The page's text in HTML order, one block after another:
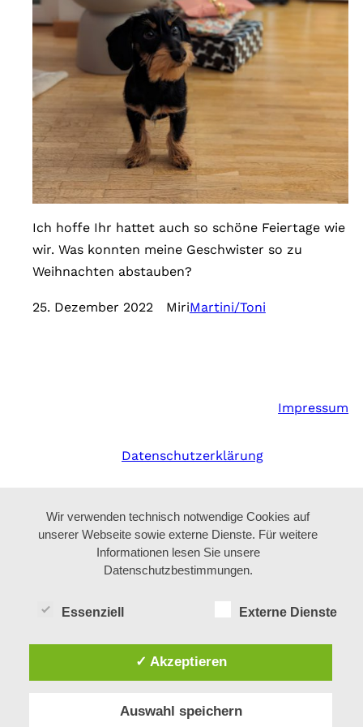
Ich hoffe Ihr hattet auch so schöne Feiertage wie
wir. Was konnten meine Geschwister so zu
Weihnachten abstauben?
25. Dezember 2022 MiriMartini/Toni
Impressum
Datenschutzerklärung
Wir verwenden technisch notwendige Cookies auf
unserer Webseite sowie externe Dienste. Für weitere
Informationen lesen Sie unsere
Datenschutzbestimmungen.
Essenziell Externe Dienste
✓ Akzeptieren
Auswahl speichern